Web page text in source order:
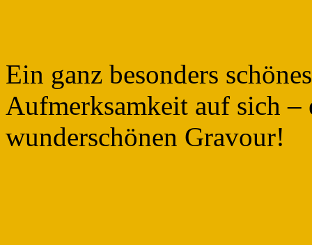
Ein ganz besonders
Aufmerksamkeit auf sich –
wunderschönen Gravour!